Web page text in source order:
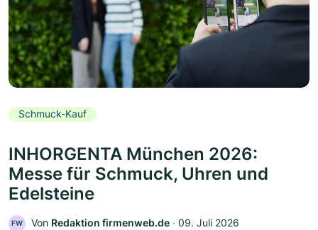
Schmuck-Kauf
INHORGENTA München 2026:
Messe für Schmuck, Uhren und
Edelsteine
FW Von Redaktion firmenweb.de ‧ 09. Juli 2026